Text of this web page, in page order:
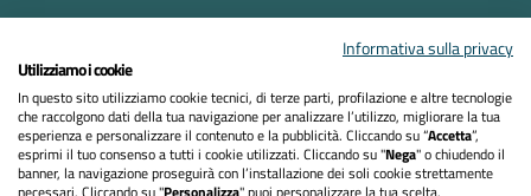
Informativa privacy
Informativa sulla privacy
Utilizziamo i cookie
In questo sito utilizziamo cookie tecnici, di terze parti, profilazione e altre tecnologie
che raccolgono dati della tua navigazione per analizzare l’utilizzo, migliorare la tua
esperienza e personalizzare il contenuto e la pubblicità. Cliccando su “Accetta”,
esprimi il tuo consenso a tutti i cookie utilizzati. Cliccando su "Nega" o chiudendo il
banner, la navigazione proseguirà con l’installazione dei soli cookie strettamente